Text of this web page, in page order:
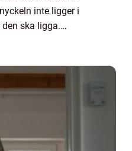
inte ligger i
ska ligga.